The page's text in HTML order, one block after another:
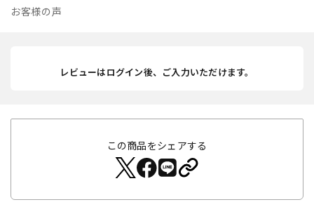
お客様の声
レビューはログイン後、ご入力いただけます。
この商品をシェアする